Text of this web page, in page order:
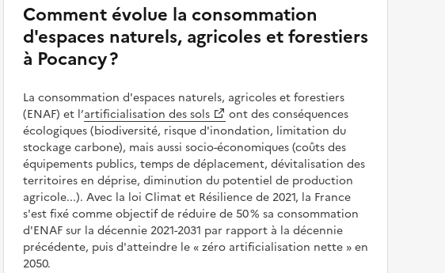
Comment évolue la consommation
d'espaces naturels, agricoles et forestiers
à Pocancy ?
La consommation d'espaces naturels, agricoles et forestiers
(ENAF) et l’artificialisation des sols
ont des conséquences
écologiques (biodiversité, risque d'inondation, limitation du
stockage carbone), mais aussi socio-économiques (coûts des
équipements publics, temps de déplacement, dévitalisation des
territoires en déprise, diminution du potentiel de production
agricole...). Avec la loi Climat et Résilience de 2021, la France
s'est fixé comme objectif de réduire de 50 % sa consommation
d'ENAF sur la décennie 2021-2031 par rapport à la décennie
précédente, puis d'atteindre le zéro artificialisation nette en
2050.